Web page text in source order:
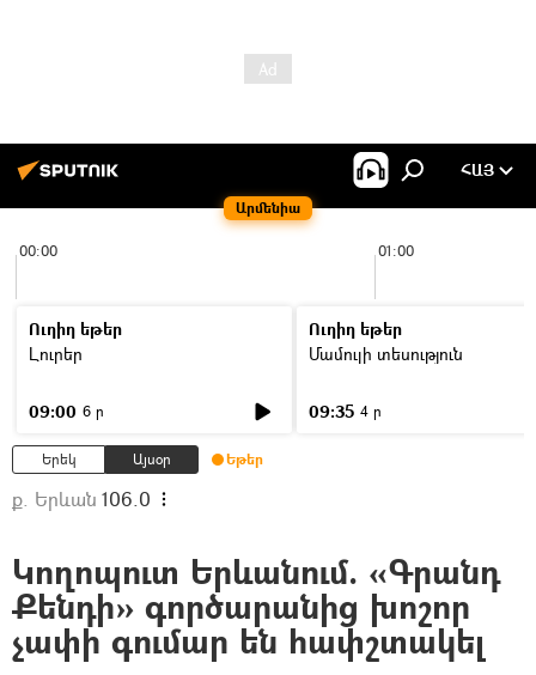
Արմենիա
ՀԱՅ
00:00 01:00
Ուղիղ եթեր
Լուրեր
09:00 6 ր
Ուղիղ եթեր
Մամուլի տեսություն
09:35 4 ր
Երեկ Այսօր Եթեր
ք. Երևան 106.0
Կողոպուտ Երևանում. «Գրանդ
Քենդի» գործարանից խոշոր
չափի գումար են հափշտակել